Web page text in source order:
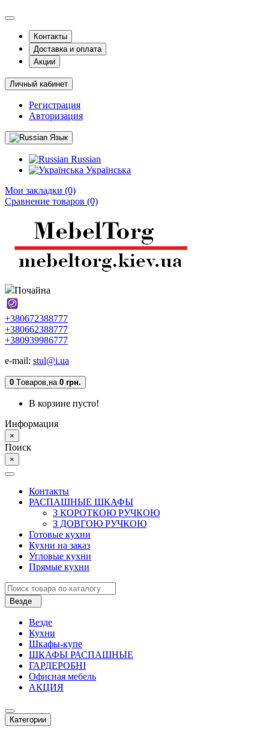
Контакты
Доставка и оплата
Акции
Личный кабинет
Регистрация
Авторизация
Язык
Russian
Українська
Мои закладки (0)
Сравнение товаров (0)
Почайна
+380672388777
+380662388777
+380939986777
e-mail: stul@i.ua
0 Tоваров,на 0 грн.
В корзине пусто!
Информация
×
Поиск
×
Контакты
РАСПАШНЫЕ ШКАФЫ
З КОРОТКОЮ РУЧКОЮ
З ДОВГОЮ РУЧКОЮ
Готовые кухни
Кухни на заказ
Угловые кухни
Прямые кухни
Везде
Везде
Кухни
Шкафы-купе
ШКАФЫ РАСПАШНЫЕ
ГАРДЕРОБНІ
Офисная мебель
АКЦИЯ
Категории